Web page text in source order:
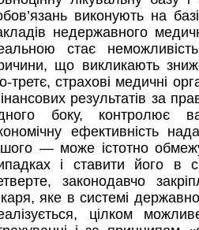
виконують на
недержавного
стає
що викликають
третє, страхові медичні
результатів за
боку, контролює
ефективність
— може істотно
і ставити його в
законодавчо
яке в системі
цілком